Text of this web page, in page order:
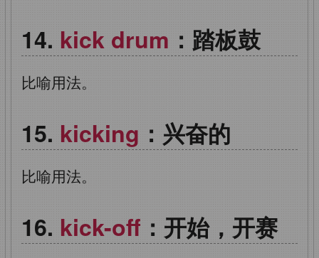
kick drum ：踏板鼓
比喻用法。
kicking ：兴奋的
比喻用法。
kick-off ：开始，开赛